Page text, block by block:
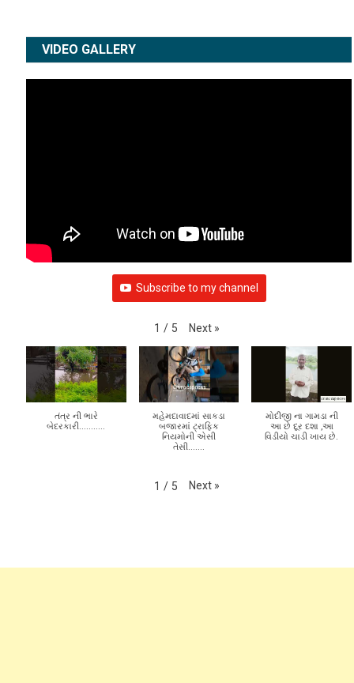
VIDEO GALLERY
Subscribe to my channel
1 / 5 Next »
તંત્ર ની ભારે
બેદરકારી...........
મહેમદાવાદમાં સાકડા
બજારમાં ટ્રાફિક
નિયમોની એસી
તેસી.......
મોદીજી ના ગામડા ની
આ છે દૂર દશા ,આ
વિડીયો ચાડી ખાય છે.
1 / 5 Next »